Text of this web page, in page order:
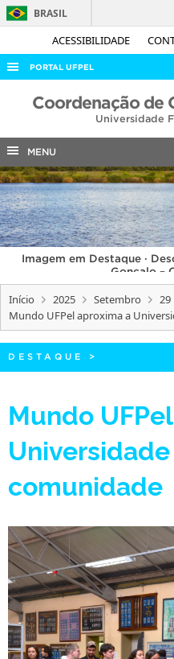
ACESSIBILIDADE
BRASIL
PORTAL UFPEL
ACESSO À INFORMAÇÃO
COBALTO
CONCURSOS
EDITAIS
INTERNACIONAL
OUVIDORIA
PORTARIAS
TELEFONES
Coordenação de
Universidade
MENU
Imagem em Destaque ·
Gonçalo –
Início 2025 Setembro
29
Mundo UFPel aproxima a
DESTAQUE >
Mundo
comunidade